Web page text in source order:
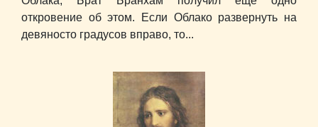
откровение об этом. Если Облако развернуть на
девяносто градусов вправо, то...